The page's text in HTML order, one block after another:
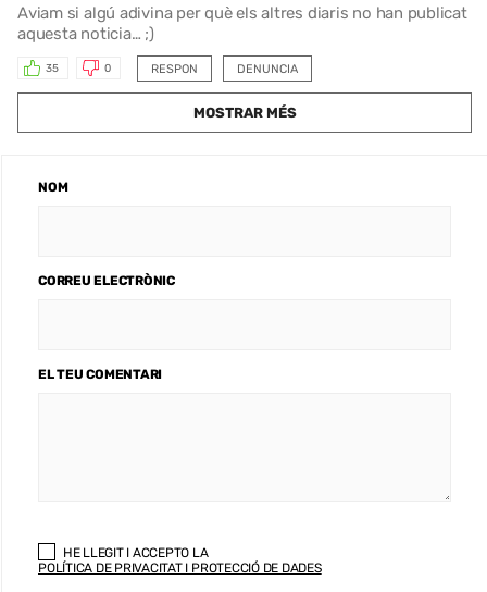
Aviam si algú adivina per què els altres diaris no han publicat
aquesta noticia… ;)
RESPON
35 0 DENUNCIA
MOSTRAR MÉS
NOM
CORREU ELECTRÒNIC
EL TEU COMENTARI
HE LLEGIT I ACCEPTO LA
POLÍTICA DE PRIVACITAT I PROTECCIÓ DE DADES